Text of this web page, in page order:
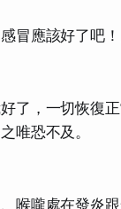
感冒應該好了吧
了，一切恢復
唯恐不及。
喉嚨處在發炎